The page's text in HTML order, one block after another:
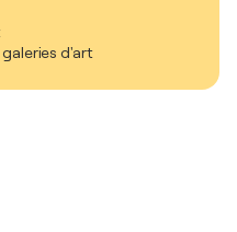
d'art